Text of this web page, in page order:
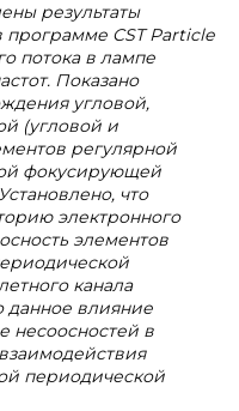
результаты
CST Particle
потока в лампе
Показано
угловой,
(угловой и
регулярной
фокусирующей
что
электронного
элементов
канала
влияние
несоосностей в
периодической